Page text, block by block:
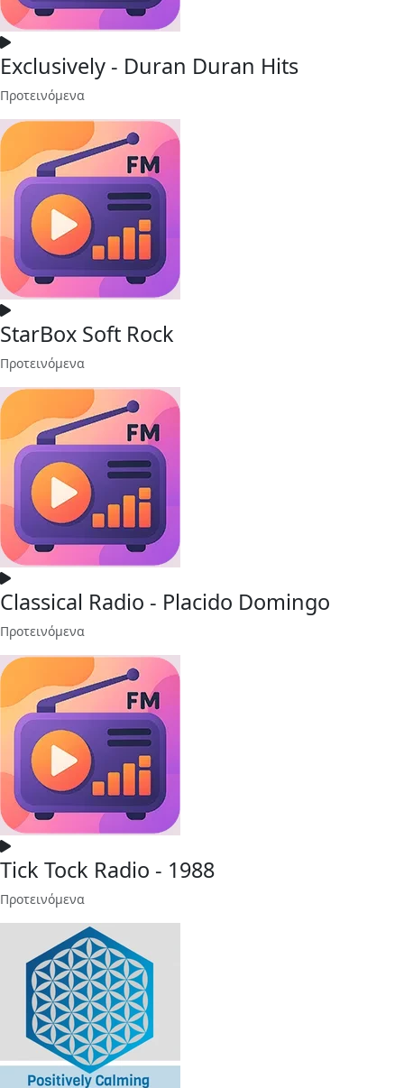
Exclusively - Duran Duran Hits
Προτεινόμενα
StarBox Soft Rock
Προτεινόμενα
Classical Radio - Placido Domingo
Προτεινόμενα
Tick Tock Radio - 1988
Προτεινόμενα